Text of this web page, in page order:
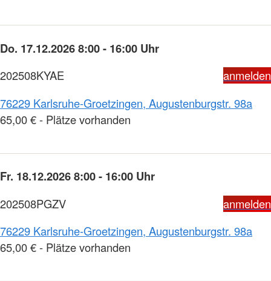
Do. 17.12.2026 8:00 - 16:00 Uhr
202508KYAE
anmelden
76229 Karlsruhe-Groetzingen, Augustenburgstr. 98a
65,00 € - Plätze vorhanden
Fr. 18.12.2026 8:00 - 16:00 Uhr
202508PGZV
anmelden
76229 Karlsruhe-Groetzingen, Augustenburgstr. 98a
65,00 € - Plätze vorhanden